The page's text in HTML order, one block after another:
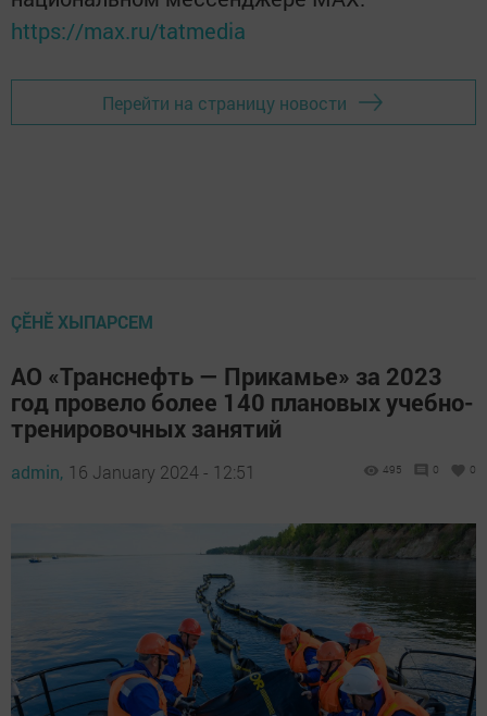
https://max.ru/tatmedia
Перейти на страницу новости
ÇӖНӖ ХЫПАРСЕМ
АО «Транснефть — Прикамье» за 2023
год провело более 140 плановых учебно-
тренировочных занятий
admin, 16 January 2024 - 12:51 495 0 0